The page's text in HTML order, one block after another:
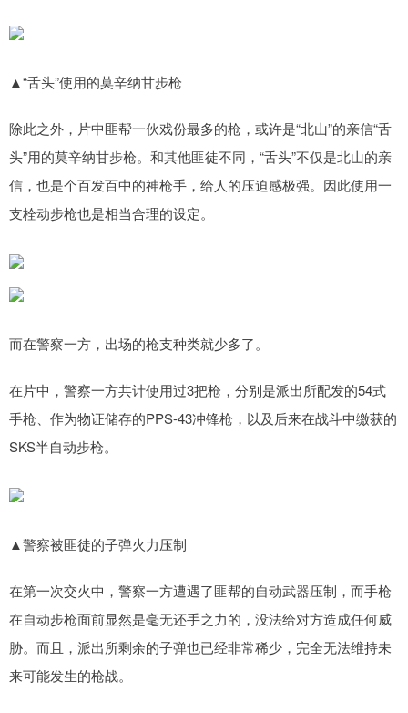
▲“舌头”使用的莫辛纳甘步枪
除此之外，片中匪帮一伙戏份最多的枪，或许是“北山”的亲信“舌
头”用的莫辛纳甘步枪。和其他匪徒不同，“舌头”不仅是北山的亲
信，也是个百发百中的神枪手，给人的压迫感极强。因此使用一
支栓动步枪也是相当合理的设定。
而在警察一方，出场的枪支种类就少多了。
在片中，警察一方共计使用过3把枪，分别是派出所配发的54式
手枪、作为物证储存的PPS-43冲锋枪，以及后来在战斗中缴获的
SKS半自动步枪。
▲警察被匪徒的子弹火力压制
在第一次交火中，警察一方遭遇了匪帮的自动武器压制，而手枪
在自动步枪面前显然是毫无还手之力的，没法给对方造成任何威
胁。而且，派出所剩余的子弹也已经非常稀少，完全无法维持未
来可能发生的枪战。